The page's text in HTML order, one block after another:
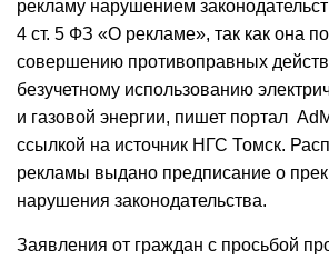
рекламу нарушением
4 ст. 5 ФЗ «О рекламе», так как она
совершению противоправных
безучетному использованию
и газовой энергии, пишет портал
ссылкой на источник НГС Томск.
рекламы выдано предписание о
нарушения законодательства.
Заявления от граждан с просьбой